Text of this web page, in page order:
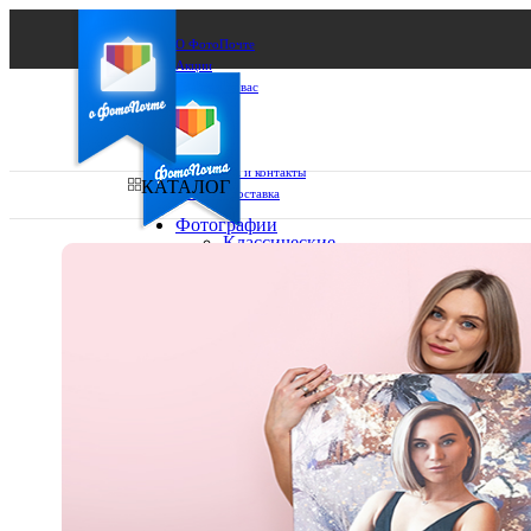
О ФотоПочте
Акции
Сделаем за вас
Бизнесу
FAQ
Франшиза
Поддержка и контакты
Оплата и доставка
КАТАЛОГ
Фотографии
Классические
15х20
20х20
20х30
30х30
30х40
А4